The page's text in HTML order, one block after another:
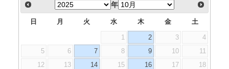
年
日 月 火 水 木 金 土
1 2 3
4
5
6 7 8 9 10
11
12
13 14 15 16 17
18